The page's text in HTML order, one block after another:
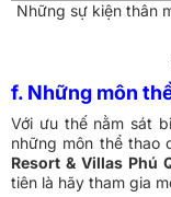
Những sự kiện thân
f. Những môn
Với ưu thế nằm sát
những môn thể thao
Resort & Villas Phú
tiên là hãy tham gia